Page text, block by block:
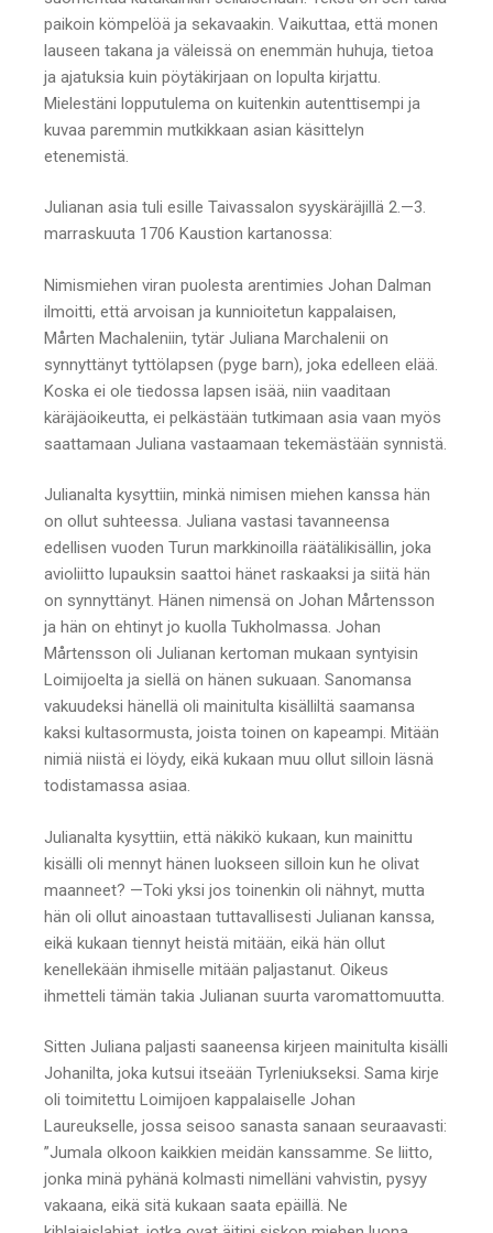
paikoin kömpelöä ja sekavaakin. Vaikuttaa, että monen
lauseen takana ja väleissä on enemmän huhuja, tietoa
ja ajatuksia kuin pöytäkirjaan on lopulta kirjattu.
Mielestäni lopputulema on kuitenkin autenttisempi ja
kuvaa paremmin mutkikkaan asian käsittelyn
etenemistä.
Julianan asia tuli esille Taivassalon syyskäräjillä 2.—3.
marraskuuta 1706 Kaustion kartanossa:
Nimismiehen viran puolesta arentimies Johan Dalman
ilmoitti, että arvoisan ja kunnioitetun kappalaisen,
Mårten Machaleniin, tytär Juliana Marchalenii on
synnyttänyt tyttölapsen (pyge barn), joka edelleen elää.
Koska ei ole tiedossa lapsen isää, niin vaaditaan
käräjäoikeutta, ei pelkästään tutkimaan asia vaan myös
saattamaan Juliana vastaamaan tekemästään synnistä.
Julianalta kysyttiin, minkä nimisen miehen kanssa hän
on ollut suhteessa. Juliana vastasi tavanneensa
edellisen vuoden Turun markkinoilla räätälikisällin, joka
avioliitto lupauksin saattoi hänet raskaaksi ja siitä hän
on synnyttänyt. Hänen nimensä on Johan Mårtensson
ja hän on ehtinyt jo kuolla Tukholmassa. Johan
Mårtensson oli Julianan kertoman mukaan syntyisin
Loimijoelta ja siellä on hänen sukuaan. Sanomansa
vakuudeksi hänellä oli mainitulta kisälliltä saamansa
kaksi kultasormusta, joista toinen on kapeampi. Mitään
nimiä niistä ei löydy, eikä kukaan muu ollut silloin läsnä
todistamassa asiaa.
Julianalta kysyttiin, että näkikö kukaan, kun mainittu
kisälli oli mennyt hänen luokseen silloin kun he olivat
maanneet? —Toki yksi jos toinenkin oli nähnyt, mutta
hän oli ollut ainoastaan tuttavallisesti Julianan kanssa,
eikä kukaan tiennyt heistä mitään, eikä hän ollut
kenellekään ihmiselle mitään paljastanut. Oikeus
ihmetteli tämän takia Julianan suurta varomattomuutta.
Sitten Juliana paljasti saaneensa kirjeen mainitulta kisälli
Johanilta, joka kutsui itseään Tyrleniukseksi. Sama kirje
oli toimitettu Loimijoen kappalaiselle Johan
Laureukselle, jossa seisoo sanasta sanaan seuraavasti:
”Jumala olkoon kaikkien meidän kanssamme. Se liitto,
jonka minä pyhänä kolmasti nimelläni vahvistin, pysyy
vakaana, eikä sitä kukaan saata epäillä. Ne